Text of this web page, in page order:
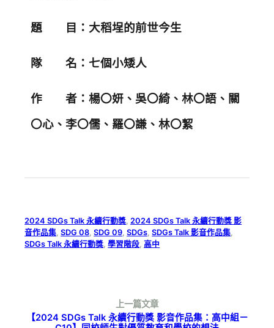
題 目：大稻埕的前世今生
隊 名：七個小矮人
作 者：楊〇妍、吳〇綺、林〇語、關
〇心、李〇儒、羅〇謙、林〇絜
2024 SDGs Talk 永續行動獎 2024 SDGs Talk 永續行動獎 影
音作品集 , SDG 08 , SDG 09 , SDGs , SDGs Talk 影音作品集
SDGs Talk 永續行動獎 , 學習階段 , 高中
上一篇文章
【2024 SDGs Talk 永續行動獎 影音作品集：高中組－